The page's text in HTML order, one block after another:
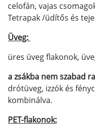
celofán, vajas
Tetrapak /üdítős és
Üveg:
üres üveg flakonok,
a zsákba nem szabad
drótüveg, izzók és
kombinálva.
PET-flakonok: